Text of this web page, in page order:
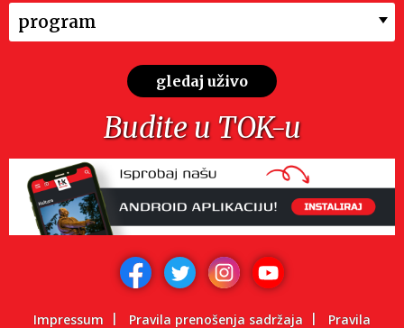
program
gledaj uživo
Budite u TOK-u
Impressum Pravila prenošenja sadržaja Pravila